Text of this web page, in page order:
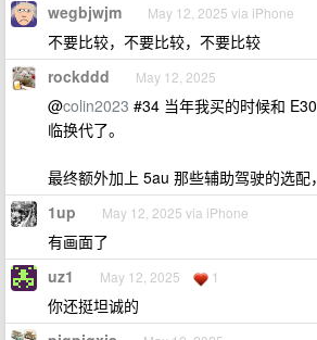
wegbjwjm May 12, 2025 via iPhone
不要比较，不要比较，不要比较
rockddd May 12, 2025
@colin2023 #34 当年我买的时候和
临换代了。
最终额外加上 5au 那些辅助驾驶的选
1up May 12, 2025 via iPhone
有画面了
uz1 May 12, 2025 1
你还挺坦诚的